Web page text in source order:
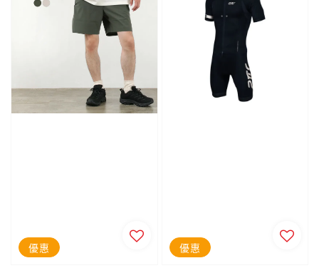
優惠 優惠